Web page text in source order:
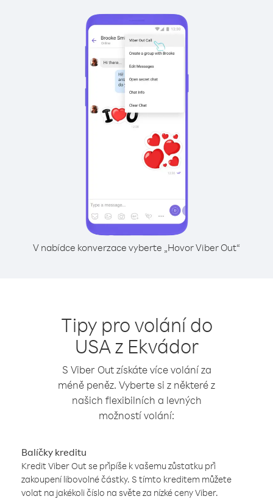
V nabídce konverzace vyberte „Hovor Viber Out“
Tipy pro volání do
USA z Ekvádor
S Viber Out získáte více volání za
méně peněz. Vyberte si z některé z
našich flexibilních a levných
možností volání:
Balíčky kreditu
Kredit Viber Out se připíše k vašemu zůstatku při
zakoupení libovolné částky. S tímto kreditem můžete
volat na jakékoli číslo na světe za nízké ceny Viber.